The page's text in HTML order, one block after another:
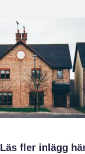
Läs fler inlägg